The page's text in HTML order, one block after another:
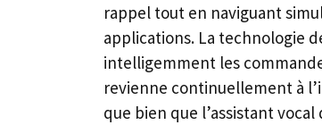
rappel tout en naviguant
applications. La technologie
intelligemment les
revienne continuellement à
que bien que l’assistant